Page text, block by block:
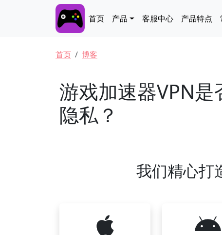
Main navigation
首页 产品 客服中心 产品特点
面包屑
首页 博客
游戏加速器VPN
隐私？
我们精心打